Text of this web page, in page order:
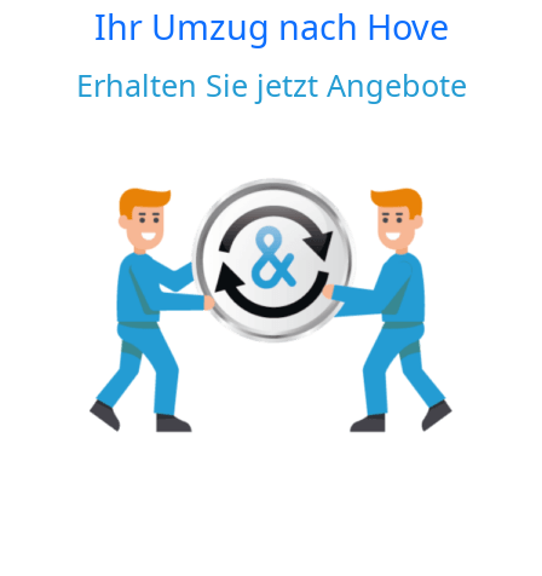
Ihr Umzug nach Hove
Erhalten Sie jetzt Angebote